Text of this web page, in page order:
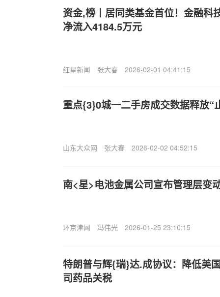
资金,榜丨居同类基金首位！金融科
净流入4184.5万元
红星新闻 张大春 2026-02-01 04:41:15
重点{3}0城一二手房成交数据释放“
山东大众网 张大春 2026-02-02 04:52:15
南<星>电池金属公司宣布管理层变
环京津网 冯伟光 2026-01-25 23:10:15
特朗普与辉{瑞}达.成协议：降低美
司药品关税